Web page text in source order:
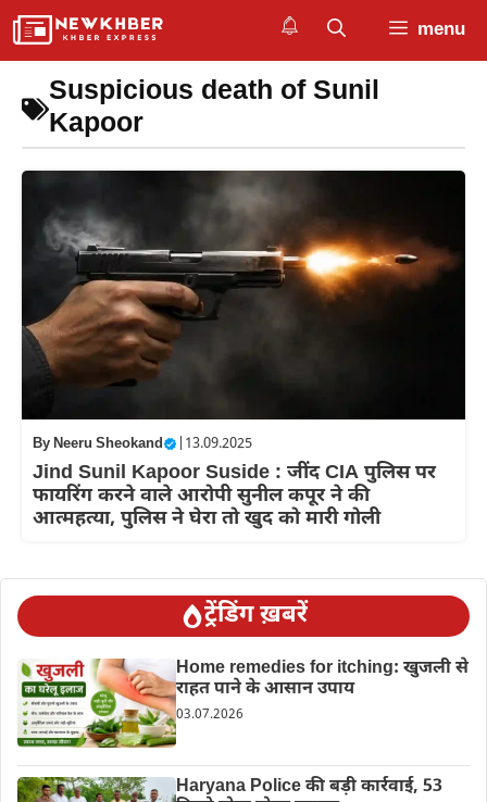
Skip
menu
Suspicious death of Sunil
Kapoor
ByNeeru Sheokand 13.09.2025
Jind Sunil Kapoor Suside : जींद CIA पुलिस पर
फायरिंग करने वाले आरोपी सुनील कपूर ने की
आत्महत्या, पुलिस ने घेरा तो खुद को मारी गोली
ट्रेंडिंग ख़बरें
Home remedies for itching: खुजली से
राहत पाने के आसान उपाय
03.07.2026
Haryana Police की बड़ी कार्रवाई, 53